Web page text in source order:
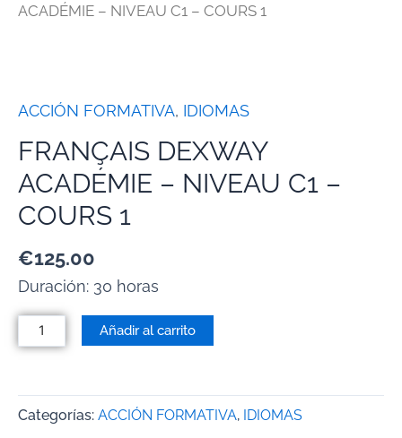
ACADÉMIE – NIVEAU C1 – COURS 1
ACCIÓN FORMATIVA, IDIOMAS
FRANÇAIS DEXWAY
ACADÉMIE – NIVEAU C1 –
COURS 1
€125.00
Duración: 30 horas
Añadir al carrito
Categorías: ACCIÓN FORMATIVA, IDIOMAS